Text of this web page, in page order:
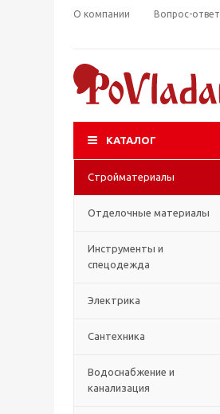
О компании Вопрос-ответ
КАТАЛОГ
Стройматериалы
Отделочные материалы
Инструменты и
спецодежда
Электрика
Сантехника
Водоснабжение и
канализация